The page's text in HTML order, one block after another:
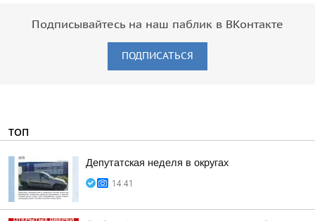
Подписывайтесь на наш паблик в ВКонтакте
ПОДПИСАТЬСЯ
ТОП
Депутатская неделя в округах
14:41